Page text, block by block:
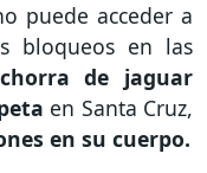
puede acceder a
bloqueos en las
de jaguar
en Santa Cruz,
en su cuerpo.